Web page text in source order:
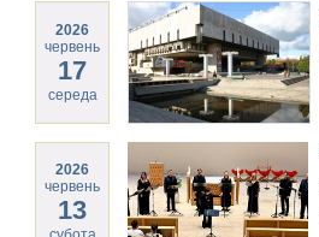
2026
червень
17
середа
2026
червень
13